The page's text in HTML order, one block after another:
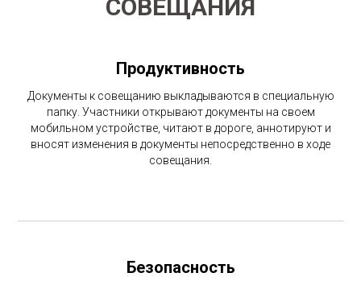
СОВЕЩАНИЯ
Продуктивность
Документы к совещанию выкладываются в специальную
папку. Участники открывают документы на своем
мобильном устройстве, читают в дороге, аннотируют и
вносят изменения в документы непосредственно в ходе
совещания.
Безопасность